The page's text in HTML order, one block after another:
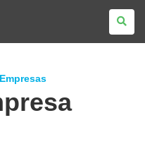
Empresas